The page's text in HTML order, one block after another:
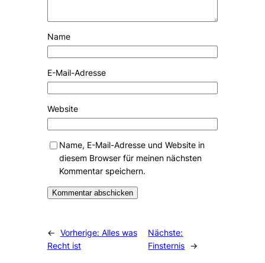
Name
E-Mail-Adresse
Website
Name, E-Mail-Adresse und Website in
diesem Browser für meinen nächsten
Kommentar speichern.
← Vorherige: Alles was
Recht ist
Nächste:
Finsternis →